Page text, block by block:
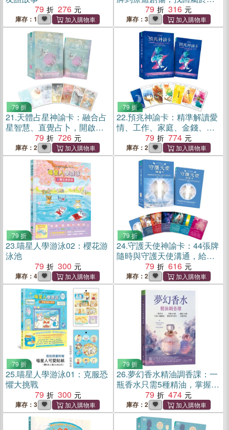
79
276
庫存：1
的靈魂力量
79 316
庫存：3
79 折
21.天體占星神諭卡：融合占
星智慧、直覺占卜，開啟更
高層次的靈性啟示
79 726
庫存：2
79 折
22.預兆神諭卡：精準解讀愛
情、工作、家庭、金錢、身
心問題，通往平靜與幸福人
79 774
庫存：2
79 折
23.喵星人學游泳02：櫻花游
泳池
79
300
庫存：4
79 折
24.守護天使神諭卡：44張牌
隨時與守護天使溝通，給你
23當下最需要的指引
79 616
庫存：2
79 折
25.喵星人學游泳01：克服恐
懼大挑戰
79
300
庫存：3
79 折
26.夢幻香水精油調香課：一
瓶香水只需5種精油，掌握60
種精油實作技巧，調配36種
高級香氣
79 474
庫存：2